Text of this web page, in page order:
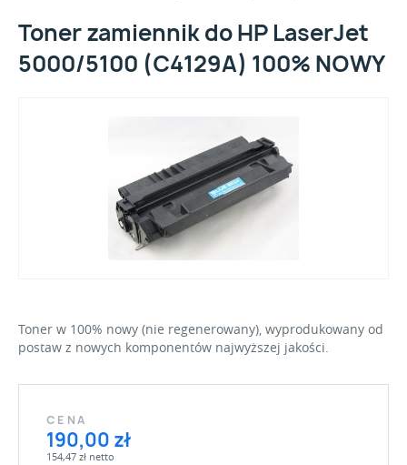
Toner zamiennik do HP LaserJet
5000/5100 (C4129A) 100% NOWY
Toner w 100% nowy (nie regenerowany), wyprodukowany od
postaw z nowych komponentów najwyższej jakości.
CENA
190,00 zł
154,47 zł netto